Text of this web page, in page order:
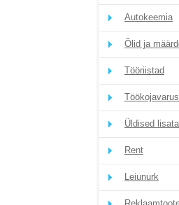
Autokeemia
Õlid ja
Tööriistad
Üldised
Rent
Leiunurk